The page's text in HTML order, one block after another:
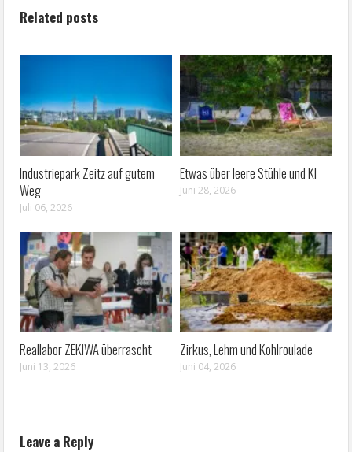
Related posts
Industriepark Zeitz auf gutem
Weg
Juli 06, 2026
Etwas über leere Stühle und KI
Juni 28, 2026
Reallabor ZEKIWA überrascht
Juni 13, 2026
Zirkus, Lehm und Kohlroulade
Juni 04, 2026
Leave a Reply